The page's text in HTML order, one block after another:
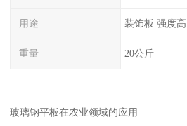
用途 装饰板 强度
重量 20公斤
玻璃钢平板在农业领域的应用